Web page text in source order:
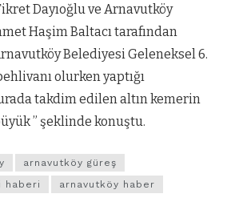
Dayıoğlu ve Arnavutköy
Haşim Baltacı tarafından
Belediyesi Geleneksel 6.
olurken yaptığı
takdim edilen altın kemerin
” şeklinde konuştu.
arnavutköy güreş
haberi
arnavutköy haber